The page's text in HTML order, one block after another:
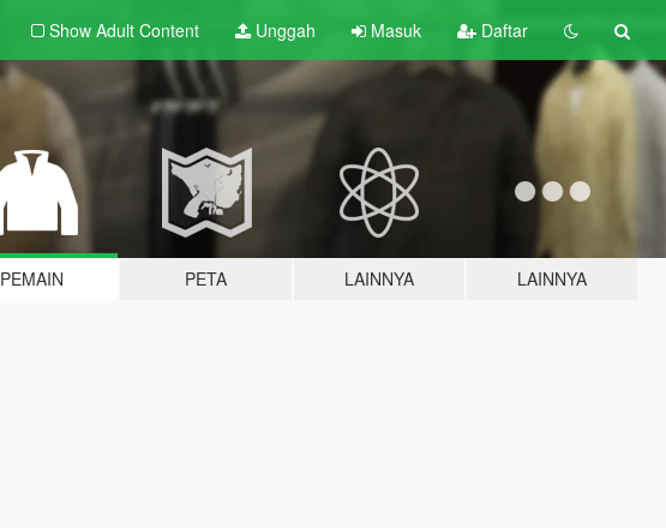
Show Adult Content Unggah Masuk Daftar
PEMAIN PETA LAINNYA LAINNYA